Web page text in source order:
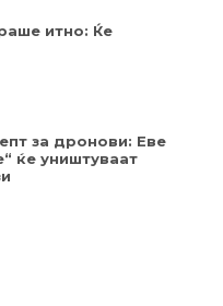
итно: Ќе
за дронови: Еве
ќе уништуваат